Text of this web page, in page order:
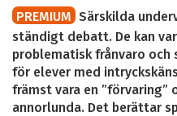
PREMIUM Särskilda
ständigt debatt. De kan
problematisk frånvaro
för elever med
främst vara en ”förvaring”
annorlunda. Det berättar